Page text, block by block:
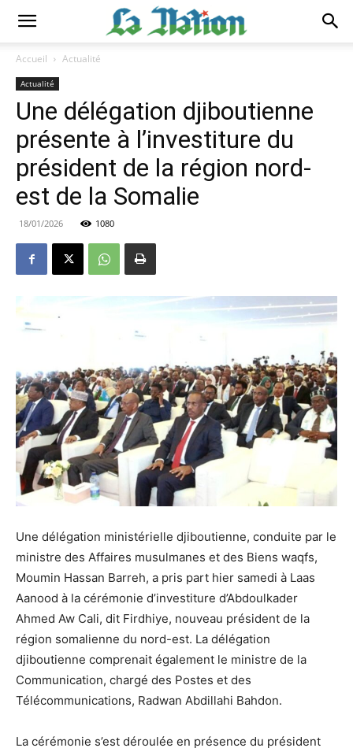
Accueil Actualité
Actualité
Une délégation djiboutienne
présente à l’investiture du
président de la région nord-
est de la Somalie
18/01/2026 1080
Une délégation ministérielle djiboutienne, conduite par le
ministre des Affaires musulmanes et des Biens waqfs,
Moumin Hassan Barreh, a pris part hier samedi à Laas
Aanood à la cérémonie d’investiture d’Abdoulkader
Ahmed Aw Cali, dit Firdhiye, nouveau président de la
région somalienne du nord-est. La délégation
djiboutienne comprenait également le ministre de la
Communication, chargé des Postes et des
Télécommunications, Radwan Abdillahi Bahdon.
La cérémonie s’est déroulée en présence du président